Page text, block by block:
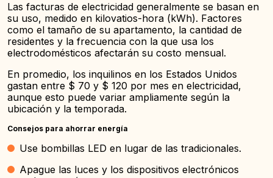
Las facturas de electricidad generalmente se basan en
su uso, medido en kilovatios-hora (kWh). Factores
como el tamaño de su apartamento, la cantidad de
residentes y la frecuencia con la que usa los
electrodomésticos afectarán su costo mensual.
En promedio, los inquilinos en los Estados Unidos
gastan entre $ 70 y $ 120 por mes en electricidad,
aunque esto puede variar ampliamente según la
ubicación y la temporada.
Consejos para ahorrar energía
Use bombillas LED en lugar de las tradicionales.
Apague las luces y los dispositivos electrónicos